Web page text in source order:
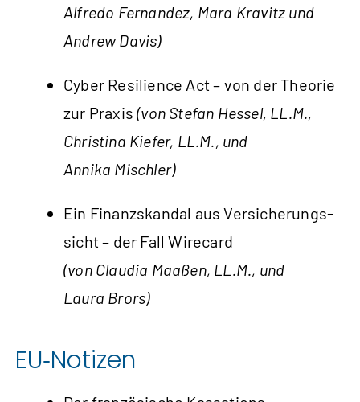
Alfredo Fernandez, Mara Kravitz und
Andrew Davis)
Cyber Resilience Act – von der Theorie
zur Praxis(von Stefan Hessel, LL.M.,
Christina Kiefer, LL.M., und
Annika Mischler)
Ein Finanzskandal aus Versicherungs­
sicht – der Fall Wirecard
(von Claudia Maaßen, LL.M., und
Laura Brors)
EU‑Notizen